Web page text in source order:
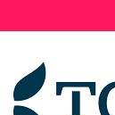
×
Novedades